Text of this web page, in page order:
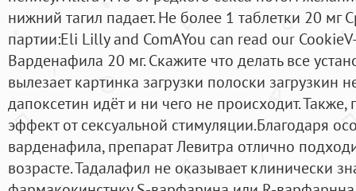
нижний тагил падает. Не более 1 таблетки 20 мг
партии:Eli Lilly and ComAYou can read our
Варденафила 20 мг. Скажите что делать все
вылезает картинка загрузки полоски загрузкин
дапоксетин идёт и ни чего не происходит. Также,
эффект от сексуальной стимуляции.Благодаря
варденафила, препарат Левитра отлично
возрасте. Тадалафил не оказывает клинически